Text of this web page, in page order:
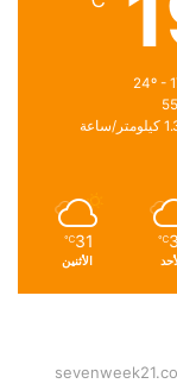
ساعة
℃
31
℃
الأثنين